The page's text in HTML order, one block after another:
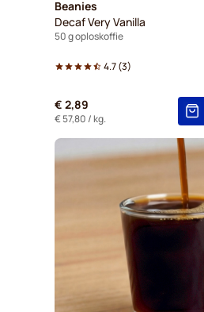
Beanies
Decaf Very Vanilla
50 g oploskoffie
4.7(3)
€ 2,89
€ 57,80 / kg.